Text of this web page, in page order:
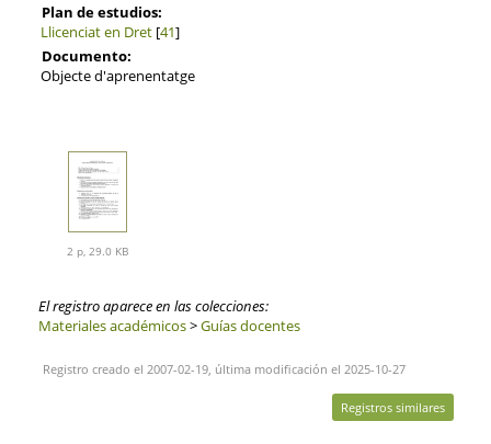
Plan de estudios:
Llicenciat en Dret[41]
Documento:
Objecte d'aprenentatge
2 p, 29.0 KB
El registro aparece en las colecciones:
Materiales académicos>Guías docentes
Registro creado el 2007-02-19, última modificación el 2025-10-27
Registros similares